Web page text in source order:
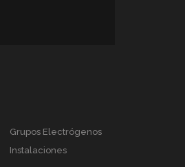
Grupos Electrógenos
Instalaciones